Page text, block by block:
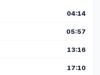
04:14
05:57
13:16
17:10